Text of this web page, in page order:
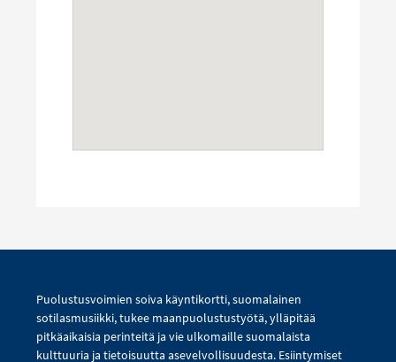
Puolustusvoimien soiva käyntikortti, suomalainen
sotilasmusiikki, tukee maanpuolustustyötä, ylläpitää
pitkäaikaisia perinteitä ja vie ulkomaille suomalaista
kulttuuria ja tietoisuutta asevelvollisuudesta. Esiintymiset